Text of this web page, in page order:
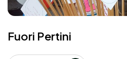
Fuori Pertini